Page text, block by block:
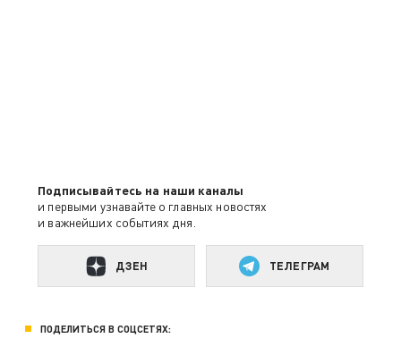
Подписывайтесь на наши каналы
и первыми узнавайте о главных новостях
и важнейших событиях дня.
ДЗЕН ТЕЛЕГРАМ
ПОДЕЛИТЬСЯ В СОЦСЕТЯХ: